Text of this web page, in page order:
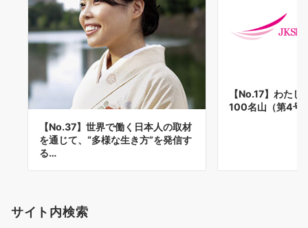
【No.37】世界で働く日本人の取材
を通じて、“多様な生き方”を発信す
る…
【No.17】わた
100名山（第4号
サイト内検索